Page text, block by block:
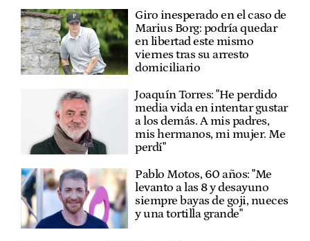
Giro inesperado en el caso de
Marius Borg: podría quedar
en libertad este mismo
viernes tras su arresto
domiciliario
Joaquín Torres: "He perdido
media vida en intentar gustar
a los demás. A mis padres,
mis hermanos, mi mujer. Me
perdí"
Pablo Motos, 60 años: "Me
levanto a las 8 y desayuno
siempre bayas de goji, nueces
y una tortilla grande"